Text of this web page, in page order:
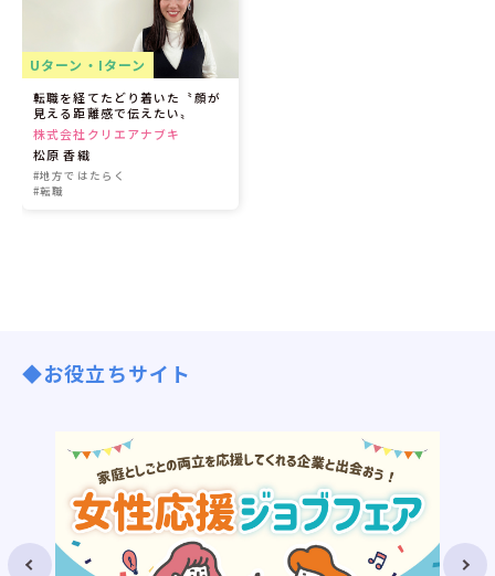
Uターン・Iターン
転職を経てたどり着いた〝顔が
見える距離感で伝えたい〟
株式会社クリエアナブキ
松原 香織
#地方ではたらく
#転職
◆お役立ちサイト